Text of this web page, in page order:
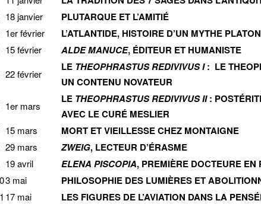
18 janvier PLUTARQUE ET L’AMITIÉ
1er février L’ATLANTIDE, HISTOIRE D’UN MYTHE
15 février ALDE MANUCE, ÉDITEUR ET HUMANISTE
22 février
LE THEOPHRASTUS REDIVIVUS I: LE
UN CONTENU NOVATEUR
1er mars
LE THEOPHRASTUS REDIVIVUS II: P
AVEC LE CURÉ MESLIER
15 mars MORT ET VIEILLESSE CHEZ MONTAIGNE
29 mars ZWEIG, LECTEUR D’ÉRASME
19 avril ELENA PISCOPIA, PREMIÈRE DOCTEURE EN
3 mai PHILOSOPHIE DES LUMIÈRES ET
17 mai LES FIGURES DE L’AVIATION DANS LA